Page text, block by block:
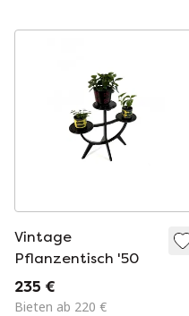
Vintage
Pflanzentisch '50
235 €
Bieten ab 220 €